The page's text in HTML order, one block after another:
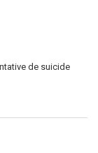
de suicide